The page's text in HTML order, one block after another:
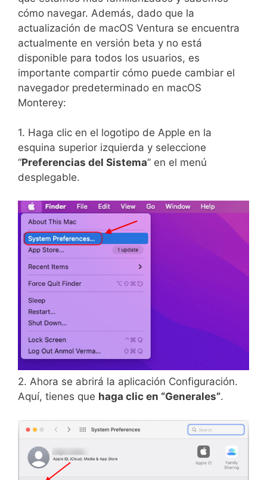
cómo navegar. Además, dado que la
actualización de macOS Ventura se encuentra
actualmente en versión beta y no está
disponible para todos los usuarios, es
importante compartir cómo puede cambiar el
navegador predeterminado en macOS
Monterey:
1. Haga clic en el logotipo de Apple en la
esquina superior izquierda y seleccione
“Preferencias del Sistema” en el menú
desplegable.
2. Ahora se abrirá la aplicación Configuración.
Aquí, tienes que haga clic en “Generales”.